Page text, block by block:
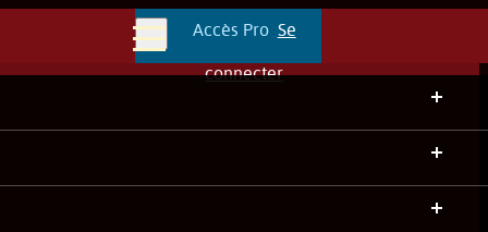
Menu Accès Pro Se
connecter